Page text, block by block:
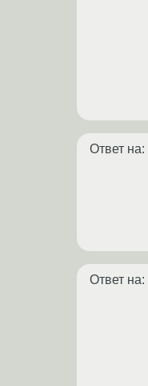
Ответ на:
Ответ на: